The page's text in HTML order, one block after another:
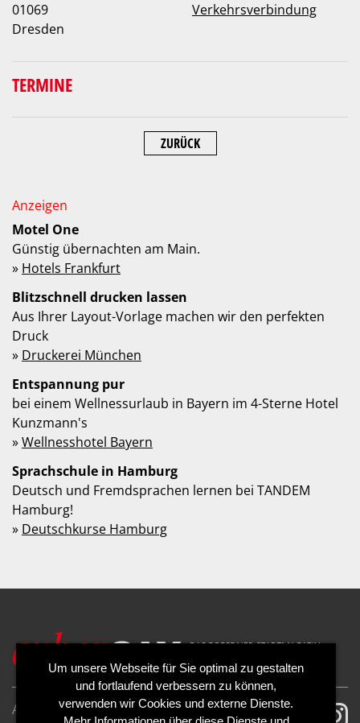
01069
Dresden
Verkehrsverbindung
TERMINE
ZURÜCK
Motel One
Günstig übernachten am Main.
» Hotels Frankfurt
Blitzschnell drucken lassen
Aus Ihrer Layout-Vorlage machen wir den perfekten
Druck
» Druckerei München
Entspannung pur
bei einem Wellnessurlaub in Bayern im 4-Sterne Hotel
Kunzmann's
»Wellnesshotel Bayern
Sprachschule in Hamburg
Deutsch und Fremdsprachen lernen bei TANDEM
Hamburg!
» Deutschkurse Hamburg
AGB
Impressum
Um unsere Webseite für Sie optimal zu gestalten
und fortlaufend verbessern zu können,
verwenden wir Cookies und externe Dienste.